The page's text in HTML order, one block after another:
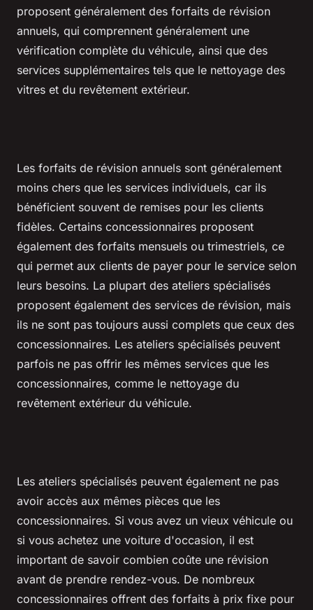
proposent généralement des forfaits de révision
annuels, qui comprennent généralement une
vérification complète du véhicule, ainsi que des
services supplémentaires tels que le nettoyage des
vitres et du revêtement extérieur.
Les forfaits de révision annuels sont généralement
moins chers que les services individuels, car ils
bénéficient souvent de remises pour les clients
fidèles. Certains concessionnaires proposent
également des forfaits mensuels ou trimestriels, ce
qui permet aux clients de payer pour le service selon
leurs besoins. La plupart des ateliers spécialisés
proposent également des services de révision, mais
ils ne sont pas toujours aussi complets que ceux des
concessionnaires. Les ateliers spécialisés peuvent
parfois ne pas offrir les mêmes services que les
concessionnaires, comme le nettoyage du
revêtement extérieur du véhicule.
Les ateliers spécialisés peuvent également ne pas
avoir accès aux mêmes pièces que les
concessionnaires. Si vous avez un vieux véhicule ou
si vous achetez une voiture d'occasion, il est
important de savoir combien coûte une révision
avant de prendre rendez-vous. De nombreux
concessionnaires offrent des forfaits à prix fixe pour